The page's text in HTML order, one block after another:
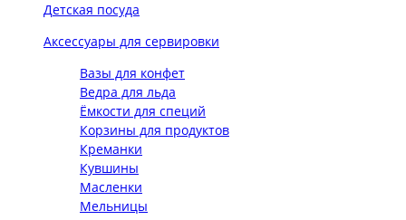
Детская посуда
Аксессуары для сервировки
Вазы для конфет
Ведра для льда
Ёмкости для специй
Корзины для продуктов
Креманки
Кувшины
Масленки
Мельницы